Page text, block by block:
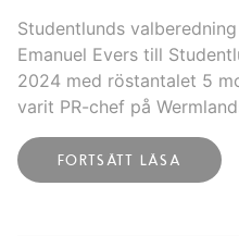
Studentlunds
Emanuel Evers till
2024 med röstantalet 5
varit PR-chef på
FORTSÄTT LÄSA